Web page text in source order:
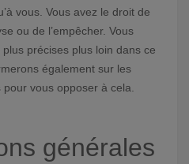
vous. Vous avez le droit de
ou de l’empêcher. Vous
précises plus loin dans ce
également sur les
vous opposer à cela.
générales